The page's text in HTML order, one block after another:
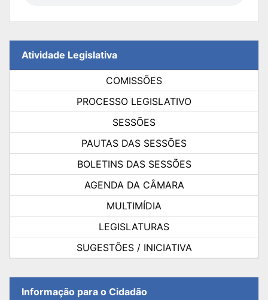
Atividade Legislativa
COMISSÕES
PROCESSO LEGISLATIVO
SESSÕES
PAUTAS DAS SESSÕES
BOLETINS DAS SESSÕES
AGENDA DA CÂMARA
MULTIMÍDIA
LEGISLATURAS
SUGESTÕES / INICIATIVA
Informação para o Cidadão